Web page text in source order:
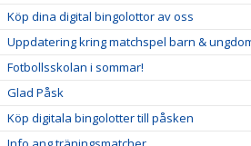
Köp dina digital bingolottor av oss
Uppdatering kring matchspel barn &
Fotbollsskolan i sommar!
Glad Påsk
Köp digitala bingolotter till påsken